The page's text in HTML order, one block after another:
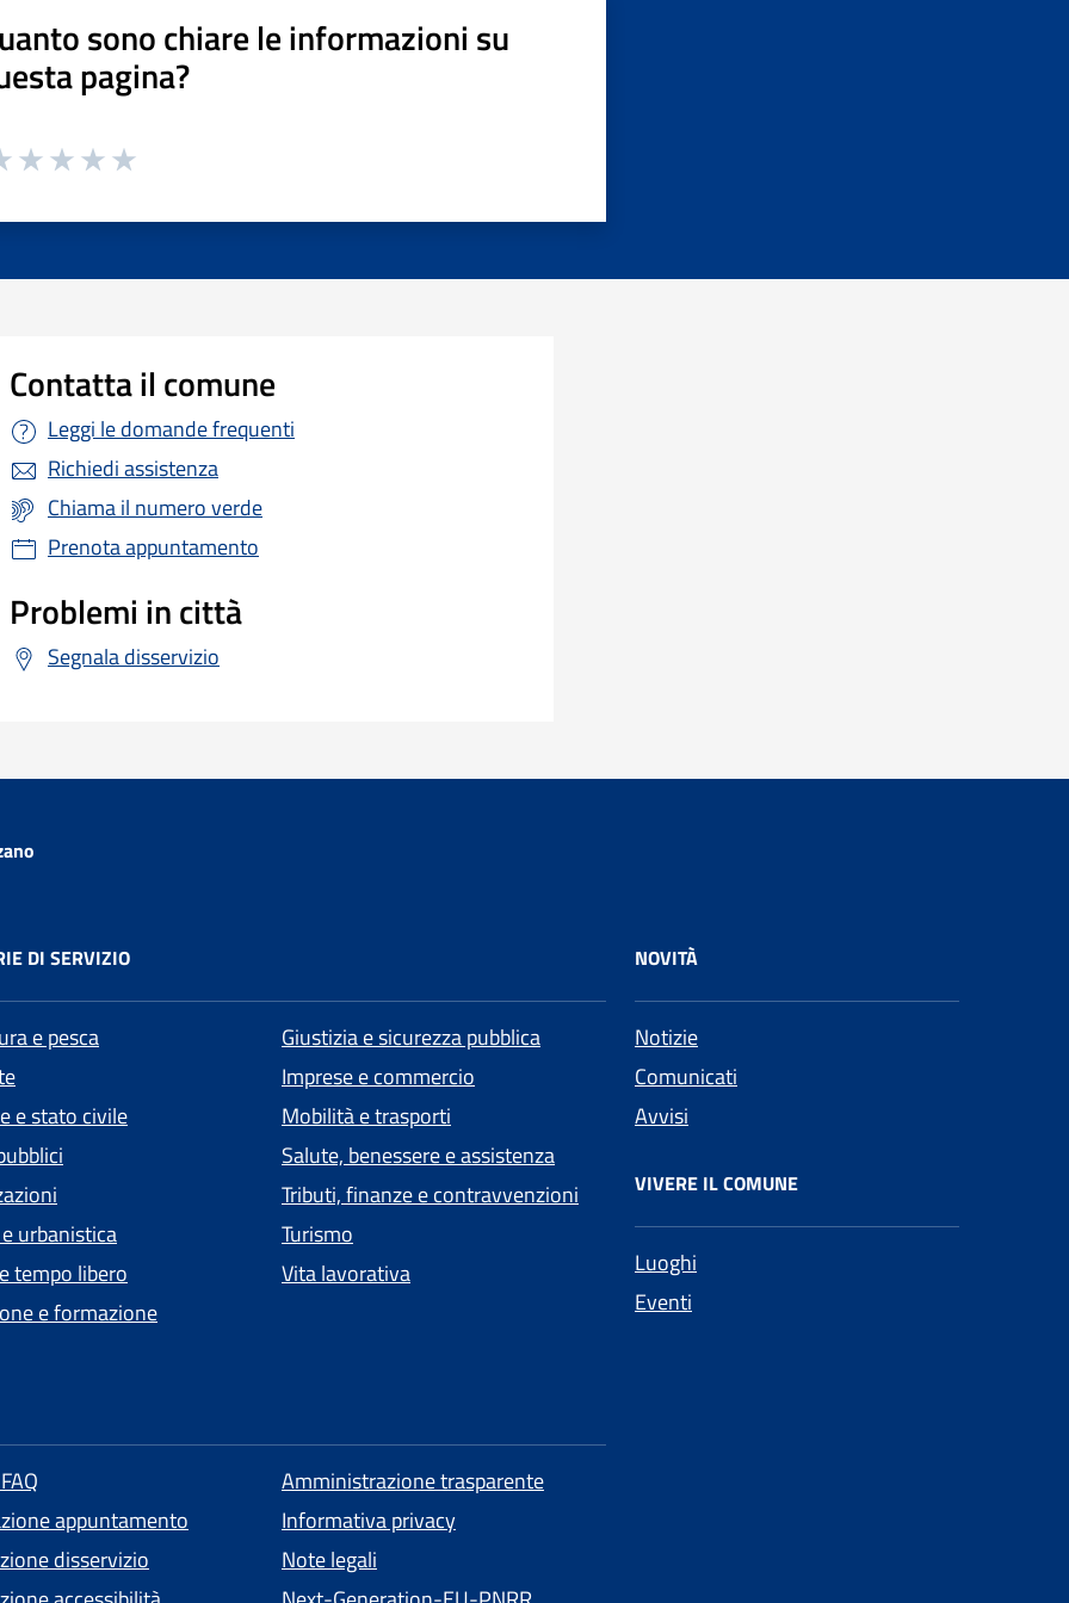
sono chiare le informazioni su
pagina?
Contatta il comune
Leggi le domande frequenti
Richiedi assistenza
Chiama il numero verde
Prenota appuntamento
Problemi in città
Segnala disservizio
DI SERVIZIO
e pesca
e stato civile
urbanistica
tempo libero
e formazione
Giustizia e sicurezza pubblica
Imprese e commercio
Mobilità e trasporti
Salute, benessere e assistenza
Tributi, finanze e contravvenzioni
Turismo
Vita lavorativa
NOVITÀ
Notizie
Comunicati
Avvisi
VIVERE IL COMUNE
Luoghi
Eventi
appuntamento
disservizio
Amministrazione trasparente
Informativa privacy
Note legali